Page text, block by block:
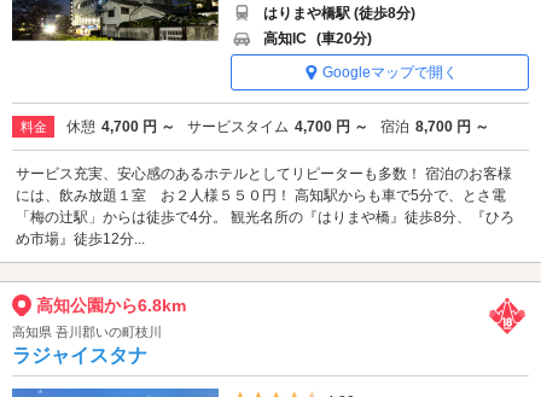
はりまや橋駅 (徒歩8分)
高知IC (車20分)
Googleマップで開く
料金 休憩 4,700 円 ～ サービスタイム 4,700 円 ～ 宿泊 8,700 円 ～
サービス充実、安心感のあるホテルとしてリピーターも多数！ 宿泊のお客様
には、飲み放題１室 お２人様５５０円！ 高知駅からも車で5分で、とさ電
「梅の辻駅」からは徒歩で4分。 観光名所の『はりまや橋』徒歩8分、『ひろ
め市場』徒歩12分...
高知公園から6.8km
高知県 吾川郡いの町枝川
ラジャイスタナ